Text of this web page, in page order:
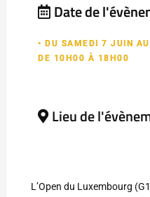
Date de
• DU SAMEDI 7 JUIN
DE 10H00 À 18H00
Lieu de
L’Open du Luxembourg